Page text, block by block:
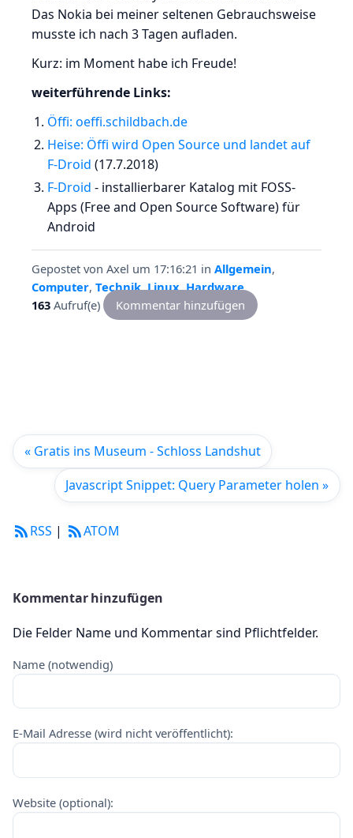
Das Nokia bei meiner seltenen Gebrauchsweise
musste ich nach 3 Tagen aufladen.
Kurz: im Moment habe ich Freude!
weiterführende Links:
Öffi: oeffi.schildbach.de
Heise: Öffi wird Open Source und landet auf
F-Droid (17.7.2018)
F-Droid - installierbarer Katalog mit FOSS-
Apps (Free and Open Source Software) für
Android
Gepostet von Axel um 17:16:21 in Allgemein,
Computer, Technik,Linux,Hardware
163 Aufruf(e) Kommentar hinzufügen
Javascript Snippet: Query Parameter holen »
« Gratis ins Museum - Schloss Landshut
RSS | ATOM
Kommentar hinzufügen
Die Felder Name und Kommentar sind Pflichtfelder.
Name (notwendig)
E-Mail Adresse (wird nicht veröffentlicht):
Website (optional):